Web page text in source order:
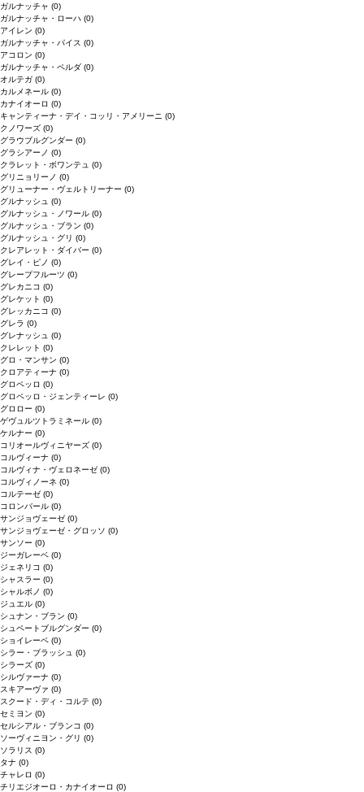
ガルナッチャ (0)
ガルナッチャ・ローハ (0)
アイレン (0)
ガルナッチャ・パイス (0)
アコロン (0)
ガルナッチャ・ペルダ (0)
オルテガ (0)
カルメネール (0)
カナイオーロ (0)
キャンティーナ・デイ・コッリ・アメリーニ (0)
クノワーズ (0)
グラウブルグンダー (0)
グラシアーノ (0)
クラレット・ボワンテュ (0)
グリニョリーノ (0)
グリューナー・ヴェルトリーナー (0)
グルナッシュ (0)
グルナッシュ・ノワール (0)
グルナッシュ・ブラン (0)
グルナッシュ・グリ (0)
クレアレット・ダイバー (0)
グレイ・ピノ (0)
グレープフルーツ (0)
グレカニコ (0)
グレケット (0)
グレッカニコ (0)
グレラ (0)
グレナッシュ (0)
クレレット (0)
グロ・マンサン (0)
クロアティーナ (0)
グロペッロ (0)
グロペッロ・ジェンティーレ (0)
グロロー (0)
ゲヴュルツトラミネール (0)
ケルナー (0)
コリオールヴィニヤーズ (0)
コルヴィーナ (0)
コルヴィナ・ヴェロネーゼ (0)
コルヴィノーネ (0)
コルテーゼ (0)
コロンバール (0)
サンジョヴェーゼ (0)
サンジョヴェーゼ・グロッソ (0)
サンソー (0)
ジーガレーベ (0)
ジェネリコ (0)
シャスラー (0)
シャルボノ (0)
ジュエル (0)
シュナン・ブラン (0)
シュペートブルグンダー (0)
ショイレーベ (0)
シラー・ブラッシュ (0)
シラーズ (0)
シルヴァーナ (0)
スキアーヴァ (0)
スクード・ディ・コルテ (0)
セミヨン (0)
セルシアル・ブランコ (0)
ソーヴィニヨン・グリ (0)
ソラリス (0)
タナ (0)
チャレロ (0)
チリエジオーロ・カナイオーロ (0)